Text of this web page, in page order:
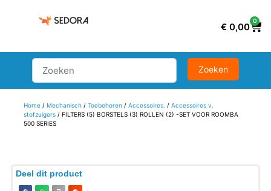
€ 0,00
0
Home/ Mechanisch/ Toebehoren / Accessoires. / Accessoires v.
stofzuigers/ FILTERS (5) BORSTELS (3) ROLLEN (2) -SET VOOR ROOMBA
500 SERIES
Deel dit product